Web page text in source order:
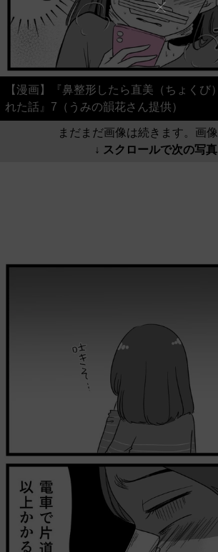
【漫画】『鼻整形したら直美（ちょくび
れた話』7（うみの韻花さん提供）
まだまだ画像は続きます。画像
↓ スクロールで次の写真